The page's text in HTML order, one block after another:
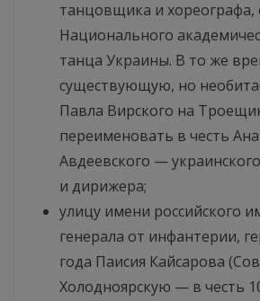
танцовщика и хореографа,
Национального
танца Украины. В то же
существующую, но
Павла Вирского на
переименовать в честь
Авдеевского —
и дирижера;
улицу имени российского
генерала от инфантерии,
года Паисия Кайсарова
Холодноярскую — в честь